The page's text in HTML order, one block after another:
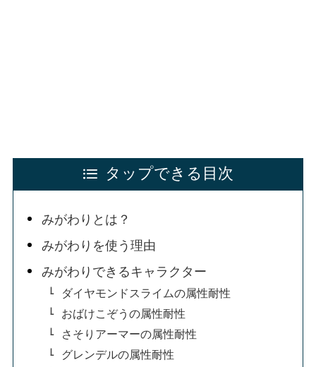
タップできる目次
みがわりとは？
みがわりを使う理由
みがわりできるキャラクター
ダイヤモンドスライムの属性耐性
おばけこぞうの属性耐性
さそりアーマーの属性耐性
グレンデルの属性耐性